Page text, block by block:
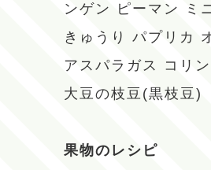
ンゲン
ピーマン
ミ
きゅうり
パプリカ
アスパラガス
コリ
大豆の枝豆(黒枝豆)
果物のレシピ